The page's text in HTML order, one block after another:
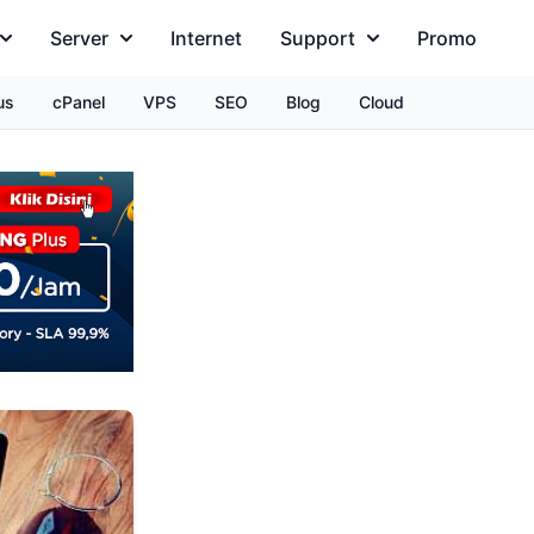
Server Internet Support Promo
cPanel VPS SEO Blog Cloud